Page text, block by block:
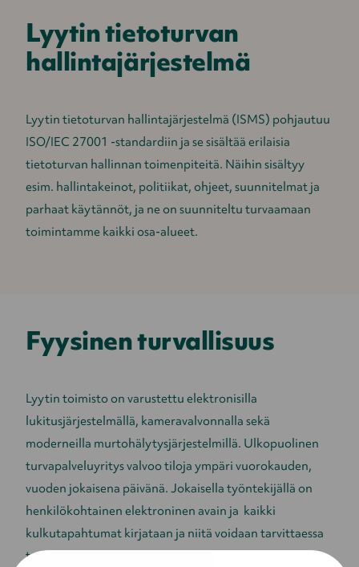
Lyytin tietoturvan
hallintajärjestelmä
Lyytin tietoturvan hallintajärjestelmä (ISMS) pohjautuu
ISO/IEC 27001 -standardiin ja se sisältää erilaisia
tietoturvan hallinnan toimenpiteitä. Näihin sisältyy
esim. hallintakeinot, politiikat, ohjeet, suunnitelmat ja
parhaat käytännöt, ja ne on suunniteltu turvaamaan
toimintamme kaikki osa-alueet.
Fyysinen turvallisuus
Lyytin toimisto on varustettu elektronisilla
lukitusjärjestelmällä, kameravalvonnalla sekä
moderneilla murtohälytysjärjestelmillä. Ulkopuolinen
turvapalveluyritys valvoo tiloja ympäri vuorokauden,
vuoden jokaisena päivänä. Jokaisella työntekijällä on
henkilökohtainen elektroninen avain ja kaikki
kulkutapahtumat kirjataan ja niitä voidaan tarvittaessa
tutkia.